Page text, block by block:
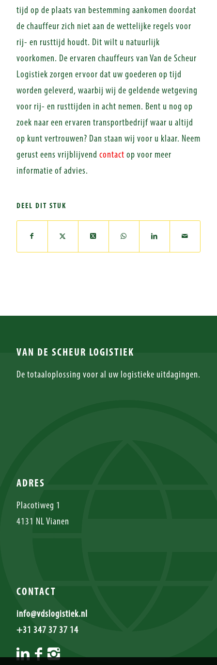
tijd op de plaats van bestemming aankomen doordat
de chauffeur zich niet aan de wettelijke regels voor
rij- en rusttijd houdt. Dit wilt u natuurlijk
voorkomen. De ervaren chauffeurs van Van de Scheur
Logistiek zorgen ervoor dat uw goederen op tijd
worden geleverd, waarbij wij de geldende wetgeving
voor rij- en rusttijden in acht nemen. Bent u nog op
zoek naar een ervaren transportbedrijf waar u altijd
op kunt vertrouwen? Dan staan wij voor u klaar. Neem
gerust eens vrijblijvend contact op voor meer
informatie of advies.
DEEL DIT STUK
VAN DE SCHEUR LOGISTIEK
De totaaloplossing voor al uw logistieke uitdagingen.
ADRES
Placotiweg 1
4131 NL Vianen
CONTACT
info@vdslogistiek.nl
+31 347 37 37 14